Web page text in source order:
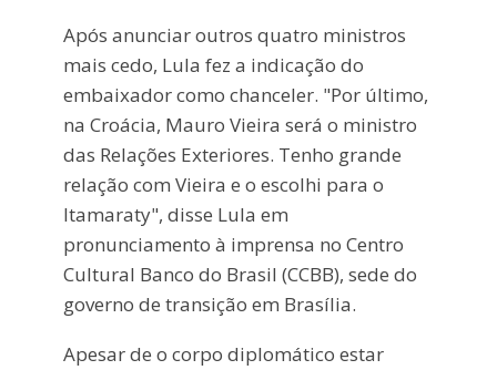
Após anunciar outros quatro ministros
mais cedo, Lula fez a indicação do
embaixador como chanceler. "Por último,
na Croácia, Mauro Vieira será o ministro
das Relações Exteriores. Tenho grande
relação com Vieira e o escolhi para o
Itamaraty", disse Lula em
pronunciamento à imprensa no Centro
Cultural Banco do Brasil (CCBB), sede do
governo de transição em Brasília.
Apesar de o corpo diplomático estar